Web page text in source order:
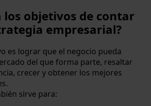
los objetivos de contar
empresarial?
es lograr que el negocio pueda
del que forma parte, resaltar
crecer y obtener los mejores
sirve para: